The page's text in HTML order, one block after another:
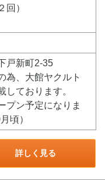
）
戸新町2-35
為、大館ヤクルト
しております。
プン予定になりま
頃）
詳しく見る